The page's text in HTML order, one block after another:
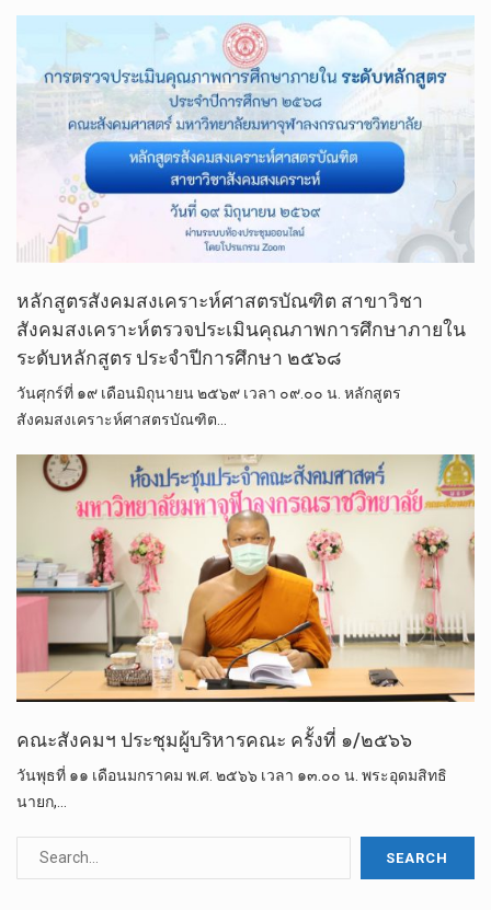
หลักสูตรสังคมสงเคราะห์ศาสตรบัณฑิต สาขาวิชา
สังคมสงเคราะห์ตรวจประเมินคุณภาพการศึกษาภายใน
ระดับหลักสูตร ประจำปีการศึกษา ๒๕๖๘
วันศุกร์ที่ ๑๙ เดือนมิถุนายน ๒๕๖๙ เวลา ๐๙.๐๐ น. หลักสูตร
สังคมสงเคราะห์ศาสตรบัณฑิต…
คณะสังคมฯ ประชุมผู้บริหารคณะ ครั้งที่ ๑/๒๕๖๖
วันพุธที่ ๑๑ เดือนมกราคม พ.ศ. ๒๕๖๖ เวลา ๑๓.๐๐ น. พระอุดมสิทธิ
นายก,…